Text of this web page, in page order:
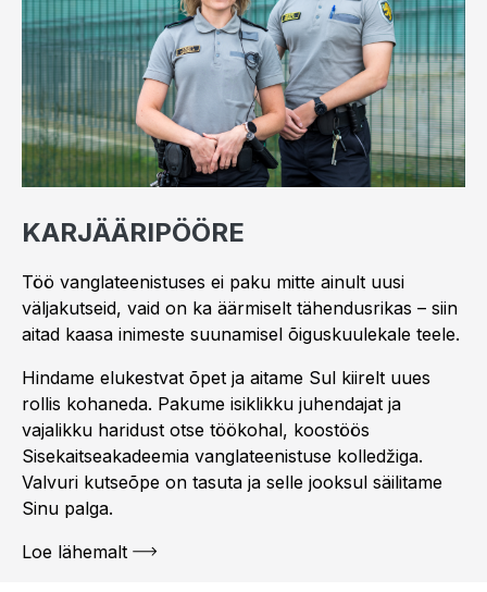
KARJÄÄRIPÖÖRE
Töö vanglateenistuses ei paku mitte ainult uusi
väljakutseid, vaid on ka äärmiselt tähendusrikas – siin
aitad kaasa inimeste suunamisel õiguskuulekale teele.
Hindame elukestvat õpet ja aitame Sul kiirelt uues
rollis kohaneda. Pakume isiklikku juhendajat ja
vajalikku haridust otse töökohal, koostöös
Sisekaitseakadeemia vanglateenistuse kolledžiga.
Valvuri kutseõpe on tasuta ja selle jooksul säilitame
Sinu palga.
Loe lähemalt